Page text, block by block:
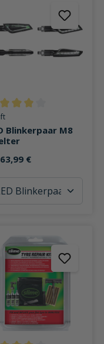
5 Sternen Bewertung
Blinkerpaar M8
63,99 €